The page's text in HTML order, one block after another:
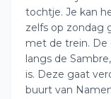
tochtje. Je kan
zelfs op zondag
met de trein. De
langs de
is. Deze gaat
buurt van